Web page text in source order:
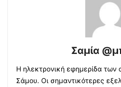
Σαμία
Η ηλεκτρονική εφημερίδα των
Σάμου. Οι σημαντικότερες